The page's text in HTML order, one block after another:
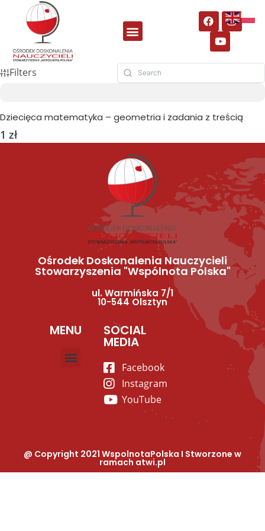
Filters
Dziecięca matematyka – geometria i zadania z treścią
1 zł
Ośrodek Doskonalenia Nauczycieli
Stowarzyszenia "Wspólnota Polska"
ul. Warmińska 7/1
10-544 Olsztyn
MENU SOCIAL
MEDIA
Facebook
Instagram
YouTube
@ Copyright 2021 WspolnotaPolska I Stworzone w
ramach atwi.pl